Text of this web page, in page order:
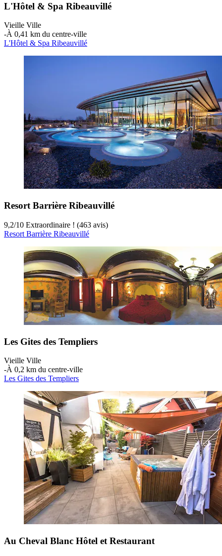
L'Hôtel & Spa Ribeauvillé
Vieille Ville
‐À 0,41 km du centre-ville
L'Hôtel & Spa Ribeauvillé
Resort Barrière Ribeauvillé
9,2/10 Extraordinaire ! (463 avis)
Resort Barrière Ribeauvillé
Les Gites des Templiers
Vieille Ville
‐À 0,2 km du centre-ville
Les Gites des Templiers
Au Cheval Blanc Hôtel et Restaurant